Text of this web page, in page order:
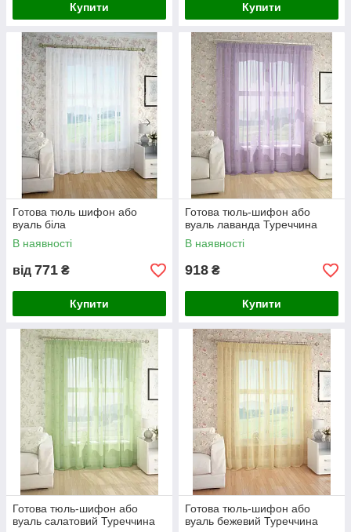
Купити Купити
Готова тюль шифон або
вуаль біла
В наявності
від 771 ₴
Купити
Готова тюль-шифон або
вуаль лаванда Туреччина
В наявності
918 ₴
Купити
Готова тюль-шифон або
вуаль салатовий Туреччина
Готова тюль-шифон або
вуаль бежевий Туреччина